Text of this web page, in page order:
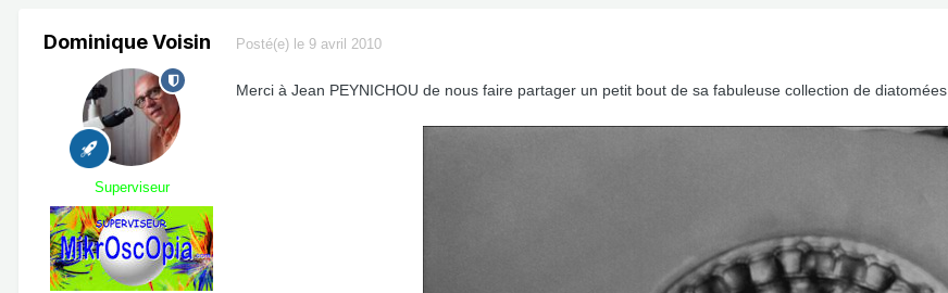
Dominique Voisin
Superviseur
Posté(e) le 9 avril 2010
Merci à Jean PEYNICHOU de nous faire partager un petit bout de sa fabuleuse collection de diatomées